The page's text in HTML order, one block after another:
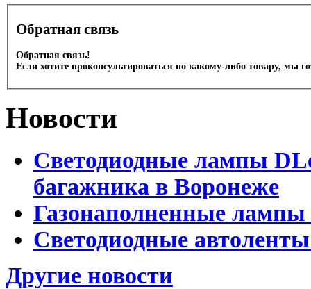
Обратная связь
Обратная связь!
Если хотите проконсультироваться по какому-либо товару, мы
Новости
Светодиодные лампы
багажника в Воронеже
Газонаполненные
Светодиодные
Другие новости